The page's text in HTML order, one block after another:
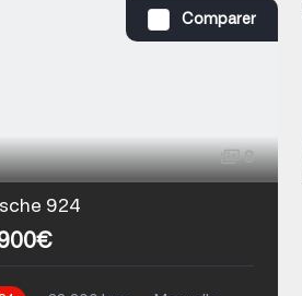
Comparer
8
924